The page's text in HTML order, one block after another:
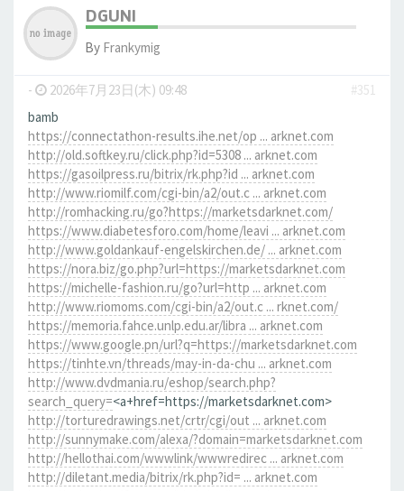
DGUNI
By Frankymig
- 2026年7月23日(木) 09:48
#351
bamb
https://connectathon-results.ihe.net/op ... arknet.com
http://old.softkey.ru/click.php?id=5308 ... arknet.com
https://gasoilpress.ru/bitrix/rk.php?id ... arknet.com
http://www.riomilf.com/cgi-bin/a2/out.c ... arknet.com
http://romhacking.ru/go?https://marketsdarknet.com/
https://www.diabetesforo.com/home/leavi ... arknet.com
http://www.goldankauf-engelskirchen.de/ ... arknet.com
https://nora.biz/go.php?url=https://marketsdarknet.com
https://michelle-fashion.ru/go?url=http ... arknet.com
http://www.riomoms.com/cgi-bin/a2/out.c ... rknet.com/
https://memoria.fahce.unlp.edu.ar/libra ... arknet.com
https://www.google.pn/url?q=https://marketsdarknet.com
https://tinhte.vn/threads/may-in-da-chu ... arknet.com
http://www.dvdmania.ru/eshop/search.php?
search_query=<a+href=https://marketsdarknet.com>
http://torturedrawings.net/crtr/cgi/out ... arknet.com
http://sunnymake.com/alexa/?domain=marketsdarknet.com
http://hellothai.com/wwwlink/wwwredirec ... arknet.com
http://diletant.media/bitrix/rk.php?id= ... arknet.com